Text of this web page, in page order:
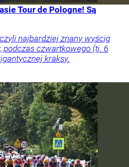
Tour de Pologne! Są
najbardziej znany wyścig
podczas czwartkowego (tj. 6
kraksy.